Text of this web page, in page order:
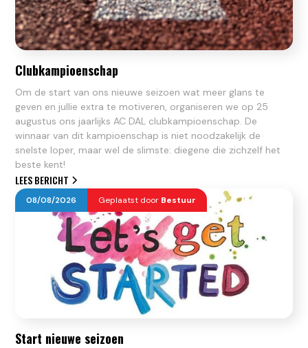
Clubkampioenschap
Om de start van ons nieuwe seizoen wat meer glans te
geven en jullie extra te motiveren, organiseren we op 25
augustus ons jaarlijks AC DAL clubkampioenschap. De
winnaar van dit kampioenschap is niet noodzakelijk de
snelste loper, maar wel de slimste: diegene die zichzelf het
beste kent!
LEES BERICHT
08/08/2026 Geplaatst door Bestuur
Start nieuwe seizoen